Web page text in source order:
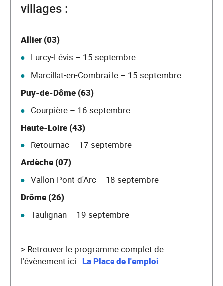
villages :
Allier (03)
Lurcy-Lévis – 15 septembre
Marcillat-en-Combraille – 15 septembre
Puy-de-Dôme (63)
Courpière – 16 septembre
Haute-Loire (43)
Retournac – 17 septembre
Ardèche (07)
Vallon-Pont-d'Arc – 18 septembre
Drôme (26)
Taulignan – 19 septembre
> Retrouver le programme complet de
l’évènement ici : La Place de l'emploi